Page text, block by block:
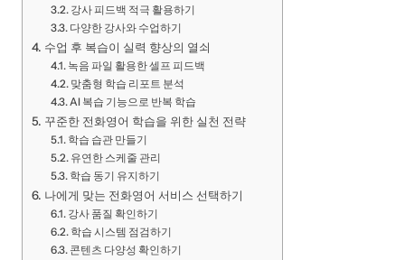
강사 피드백 적극 활용하기
다양한 강사와 수업하기
수업 후 복습이 실력 향상의 열쇠
녹음 파일 활용한 셀프 피드백
맞춤형 학습 리포트 분석
AI 복습 기능으로 반복 학습
꾸준한 전화영어 학습을 위한 실천 전략
학습 습관 만들기
유연한 스케줄 관리
학습 동기 유지하기
나에게 맞는 전화영어 서비스 선택하기
강사 품질 확인하기
학습 시스템 점검하기
콘텐츠 다양성 확인하기